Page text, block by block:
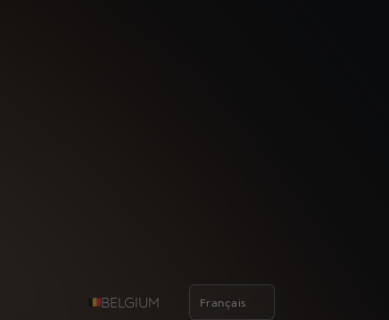
BELGIUM Français